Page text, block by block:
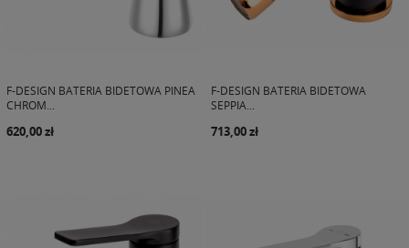
F-DESIGN BATERIA BIDETOWA PINEA
CHROM...
620,00 zł
F-DESIGN BATERIA BIDETOWA
SEPPIA...
713,00 zł